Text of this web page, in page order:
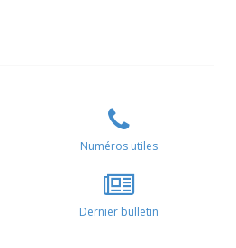
Numéros utiles
Dernier bulletin